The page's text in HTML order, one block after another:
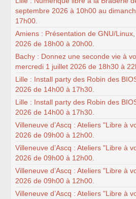
septembre 2026 à 10h00 au
17h00.
Amiens : Présentation de GNU/
2026 de 18h00 à 20h00.
Bachy : Donnez une seconde vie à
mercredi 1 juillet 2026 de 18h30 à
Lille : Install party des Robin des
2026 de 14h00 à 17h30.
Lille : Install party des Robin des
2026 de 14h00 à 17h30.
Villeneuve d’Ascq : Ateliers "Libre à
2026 de 09h00 à 12h00.
Villeneuve d’Ascq : Ateliers "Libre à
2026 de 09h00 à 12h00.
Villeneuve d’Ascq : Ateliers "Libre à
2026 de 09h00 à 12h00.
Villeneuve d’Ascq : Ateliers "Libre à